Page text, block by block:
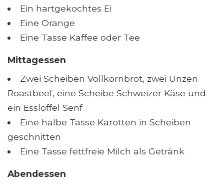
Ein hartgekochtes Ei
Eine Orange
Eine Tasse Kaffee oder Tee
Mittagessen
Zwei Scheiben Vollkornbrot, zwei Unzen
Roastbeef, eine Scheibe Schweizer Käse und
ein Esslöffel Senf
Eine halbe Tasse Karotten in Scheiben
geschnitten
Eine Tasse fettfreie Milch als Getränk
Abendessen